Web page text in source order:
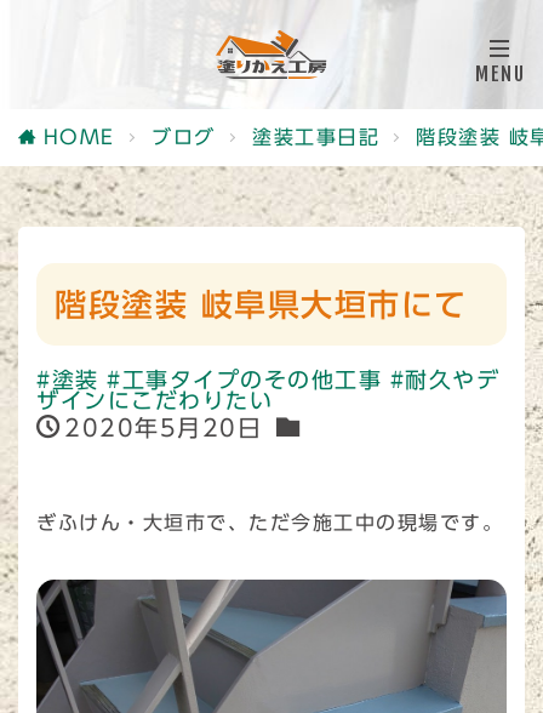
HOME ブログ 塗装工事日記 階段塗装 岐
階段塗装 岐阜県大垣市にて
#塗装 #工事タイプのその他工事 #耐久やデ
ザインにこだわりたい
2020年5月20日
ぎふけん・大垣市で、ただ今施工中の現場です。